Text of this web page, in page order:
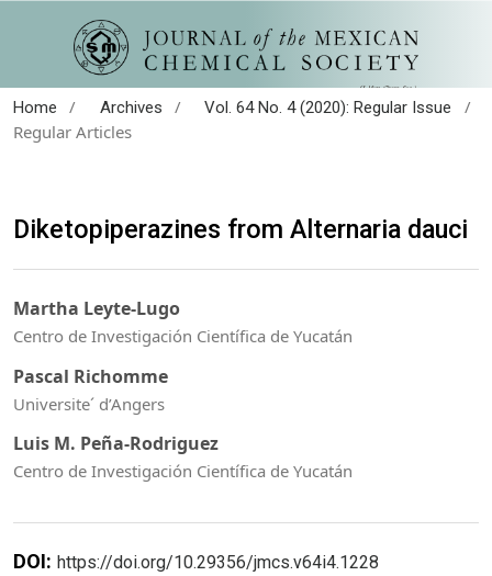
Home / Archives / Vol. 64 No. 4 (2020): Regular Issue
/
Regular Articles
Diketopiperazines from Alternaria dauci
Martha Leyte-Lugo
Centro de Investigación Científica de Yucatán
Pascal Richomme
Universite´ d’Angers
Luis M. Peña-Rodriguez
Centro de Investigación Científica de Yucatán
DOI: https://doi.org/10.29356/jmcs.v64i4.1228